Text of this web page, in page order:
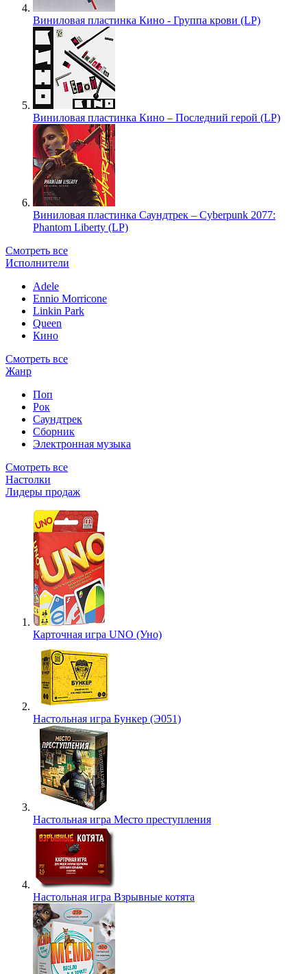
Виниловая пластинка Кино - Группа крови (LP)
Виниловая пластинка Кино – Последний герой (LP)
Виниловая пластинка Саундтрек – Cyberpunk 2077:
Phantom Liberty (LP)
Смотреть все
Исполнители
Adele
Ennio Morricone
Linkin Park
Queen
Кино
Смотреть все
Жанр
Поп
Рок
Саундтрек
Сборник
Электронная музыка
Смотреть все
Настолки
Лидеры продаж
Карточная игра UNO (Уно)
Настольная игра Бункер (Э051)
Настольная игра Место преступления
Настольная игра Взрывные котята